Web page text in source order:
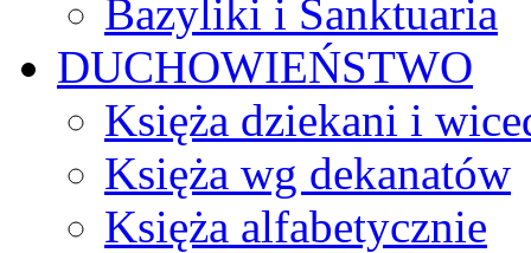
Bazyliki i Sanktuaria
DUCHOWIEŃSTWO
Księża dziekani i
Księża wg dekanatów
Księża alfabetycznie